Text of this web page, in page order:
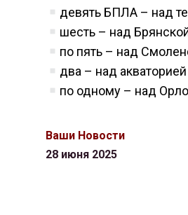
девять БПЛА – над
шесть – над
по пять – над
два – над
по одному – над
Ваши Новости
28 июня 2025